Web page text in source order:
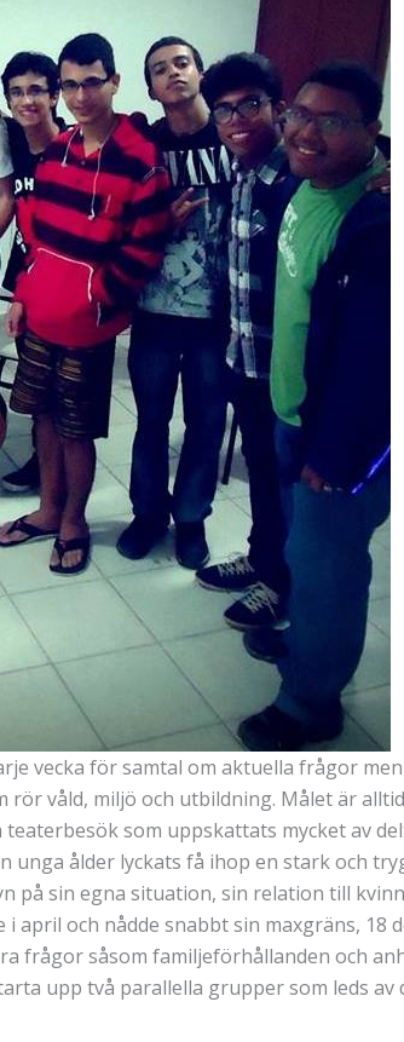
vecka för samtal om aktuella frågor
våld, miljö och utbildning. Målet är
som uppskattats mycket av
ålder lyckats få ihop en stark och
sin egna situation, sin relation till
och nådde snabbt sin maxgräns, 18
frågor såsom familjeförhållanden och
upp två parallella grupper som leds av